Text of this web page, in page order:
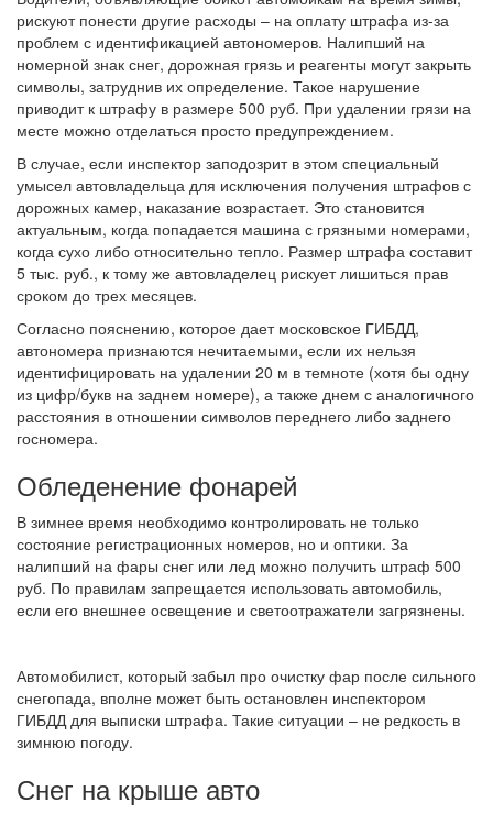
рискуют понести другие расходы – на оплату штрафа из-за
проблем с идентификацией автономеров. Налипший на
номерной знак снег, дорожная грязь и реагенты могут закрыть
символы, затруднив их определение. Такое нарушение
приводит к штрафу в размере 500 руб. При удалении грязи на
месте можно отделаться просто предупреждением.
В случае, если инспектор заподозрит в этом специальный
умысел автовладельца для исключения получения штрафов с
дорожных камер, наказание возрастает. Это становится
актуальным, когда попадается машина с грязными номерами,
когда сухо либо относительно тепло. Размер штрафа составит
5 тыс. руб., к тому же автовладелец рискует лишиться прав
сроком до трех месяцев.
Согласно пояснению, которое дает московское ГИБДД,
автономера признаются нечитаемыми, если их нельзя
идентифицировать на удалении 20 м в темноте (хотя бы одну
из цифр/букв на заднем номере), а также днем с аналогичного
расстояния в отношении символов переднего либо заднего
госномера.
Обледенение фонарей
В зимнее время необходимо контролировать не только
состояние регистрационных номеров, но и оптики. За
налипший на фары снег или лед можно получить штраф 500
руб. По правилам запрещается использовать автомобиль,
если его внешнее освещение и светоотражатели загрязнены.
Автомобилист, который забыл про очистку фар после сильного
снегопада, вполне может быть остановлен инспектором
ГИБДД для выписки штрафа. Такие ситуации – не редкость в
зимнюю погоду.
Снег на крыше авто